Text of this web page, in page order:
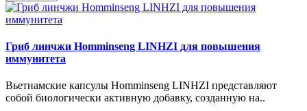
Гриб линчжи Homminseng LINHZI для повышения
иммунитета
Вьетнамские капсулы Homminseng LINHZI представляют
собой биологически активную добавку, созданную на..